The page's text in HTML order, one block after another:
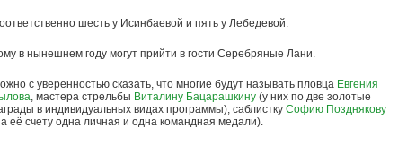
шесть у Исинбаевой и пять у Лебедевой.
в нынешнем году могут прийти в гости Серебряные Лани.
с уверенностью сказать, что многие будут называть пловца Евгения
, мастера стрельбы Виталину Бацарашкину (у них по две золотые
в индивидуальных видах программы), саблистку Софию Позднякову
её счету одна личная и одна командная медали).